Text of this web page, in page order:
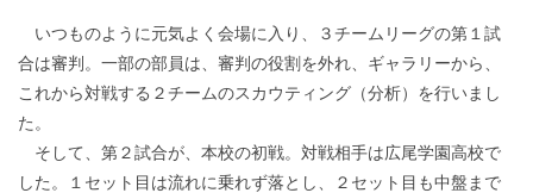
いつものように元気よく会場に入り、３チームリーグの第１試
合は審判。一部の部員は、審判の役割を外れ、ギャラリーから、
これから対戦する２チームのスカウティング（分析）を行いまし
た。
そして、第２試合が、本校の初戦。対戦相手は広尾学園高校で
した。１セット目は流れに乗れず落とし、２セット目も中盤まで